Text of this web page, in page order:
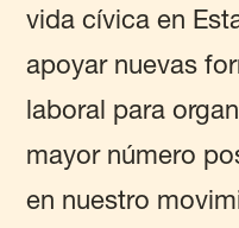
vida cívica en
apoyar nuevas
laboral para
mayor número
en nuestro